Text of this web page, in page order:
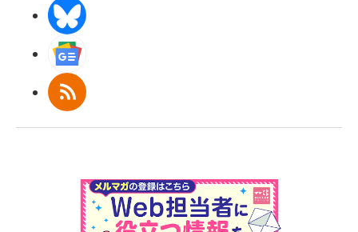
RSS